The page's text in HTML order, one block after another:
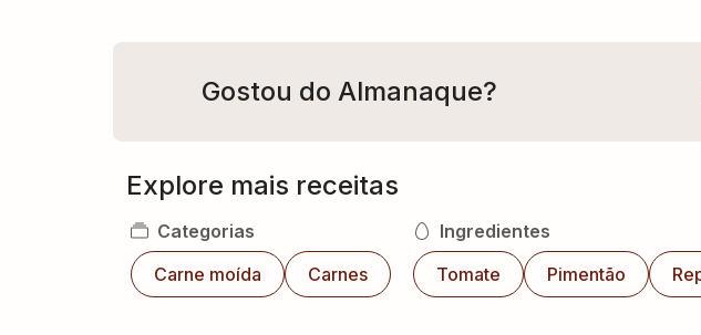
Gostou do Almanaque?
Explore mais receitas
Categorias
Carne moída
Carnes
Ingredientes
Tomate
Pimentão